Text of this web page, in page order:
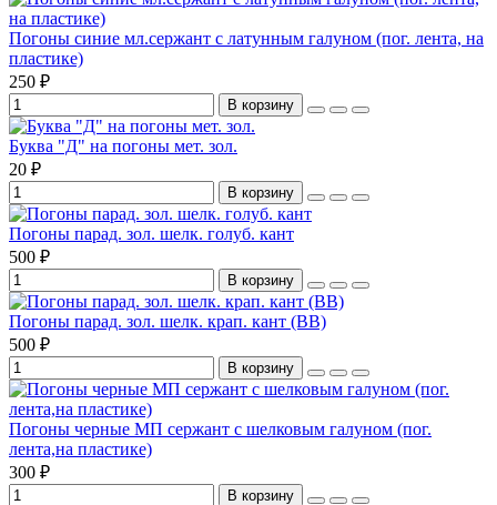
Погоны синие мл.сержант с латунным галуном (пог. лента, на
пластике)
250 ₽
В корзину
Буква "Д" на погоны мет. зол.
20 ₽
В корзину
Погоны парад. зол. шелк. голуб. кант
500 ₽
В корзину
Погоны парад. зол. шелк. крап. кант (ВВ)
500 ₽
В корзину
Погоны черные МП сержант с шелковым галуном (пог.
лента,на пластике)
300 ₽
В корзину